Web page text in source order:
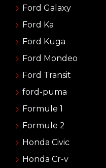
Ford Galaxy
Ford Ka
Ford Kuga
Ford Mondeo
Ford Transit
ford-puma
Formule 1
Formule 2
Honda Civic
Honda Cr-v